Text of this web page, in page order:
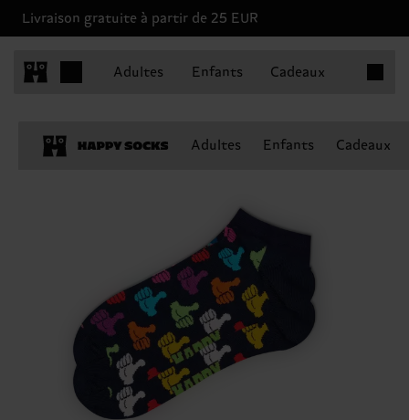
Livraison gratuite à partir de 25 EUR
Adultes Enfants Cadeaux
Adultes Enfants Cadeaux